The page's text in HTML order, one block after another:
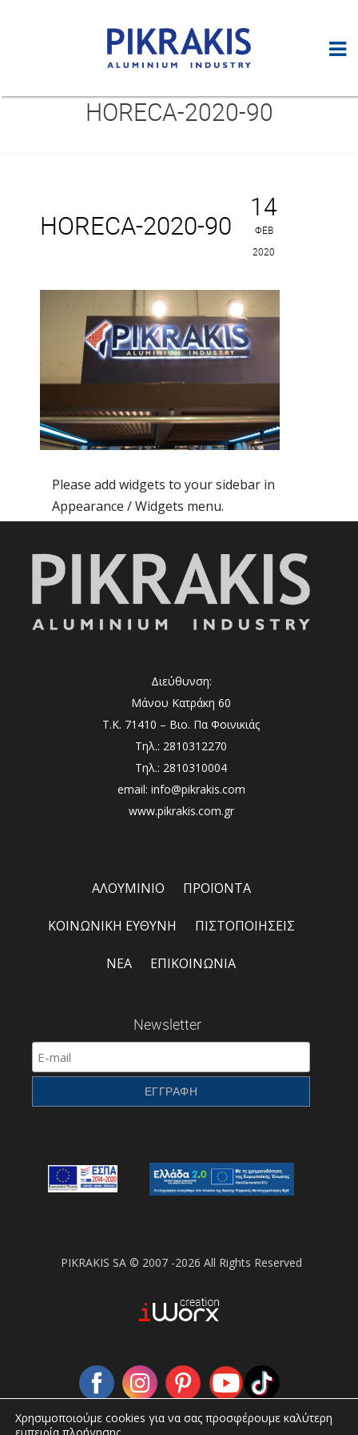
HORECA-2020-90
14
ΦΕΒ
2020
HORECA-2020-90
Please add widgets to your sidebar in
Appearance / Widgets menu.
Διεύθυνση:
Μάνου Κατράκη 60
Τ.Κ. 71410 – Βιο. Πα Φοινικιάς
Τηλ.: 2810312270
Τηλ.: 2810310004
email: info@pikrakis.com
www.pikrakis.com.gr
ΑΛΟΥΜΙΝΙΟ ΠΡΟΪΟΝΤΑ
ΚΟΙΝΩΝΙΚΗ ΕΥΘΥΝΗ ΠΙΣΤΟΠΟΙΗΣΕΙΣ
ΝΕΑ ΕΠΙΚΟΙΝΩΝΙΑ
Newsletter
PIKRAKIS SA © 2007 -2026 All Rights Reserved
Χρησιμοποιούμε cookies για να σας προσφέρουμε καλύτερη